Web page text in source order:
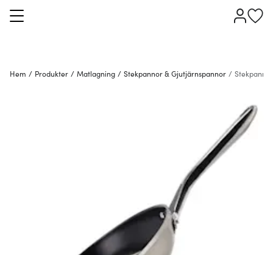
Hem / Produkter / Matlagning / Stekpannor & Gjutjärnspannor / Stekpannor